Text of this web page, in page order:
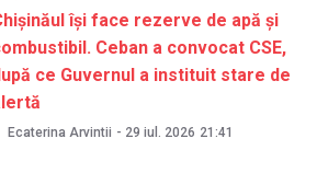
își face rezerve de apă și
Ceban a convocat CSE,
ce Guvernul a instituit stare de
Ecaterina Arvintii - 29 iul. 2026 21:41